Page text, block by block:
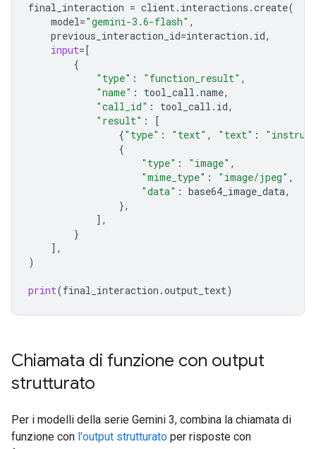
final_interaction = client. interactions .create(
model="gemini-3.6-flash" ,
previous_interaction_id=interaction . id,
input= [
{
"type" : "function_result" ,
"name" : tool_call .name,
"call_id" : tool_call . id,
"result" :
[
{"type" : "text" , "text" :
{
"type" : "image" ,
"mime_type" : "image/jpeg" ,
"data" : base64_image_data,
},
],
}
],
)
print(final_interaction .output_text)
Chiamata di funzione con output
strutturato
Per i modelli della serie Gemini 3, combina la chiamata di
funzione con l'output strutturato per risposte con